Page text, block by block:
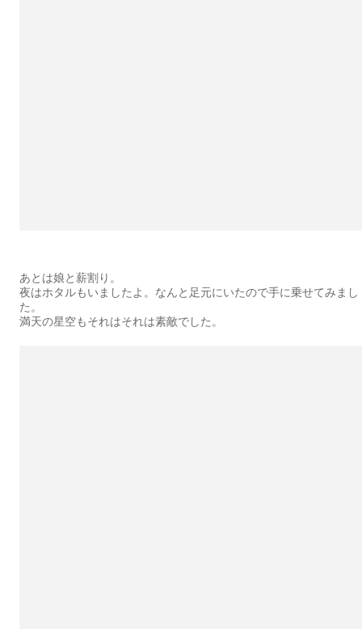
あとは娘と薪割り。
夜はホタルもいましたよ。なんと足元にいたので手に乗せてみまし
た。
満天の星空もそれはそれは素敵でした。